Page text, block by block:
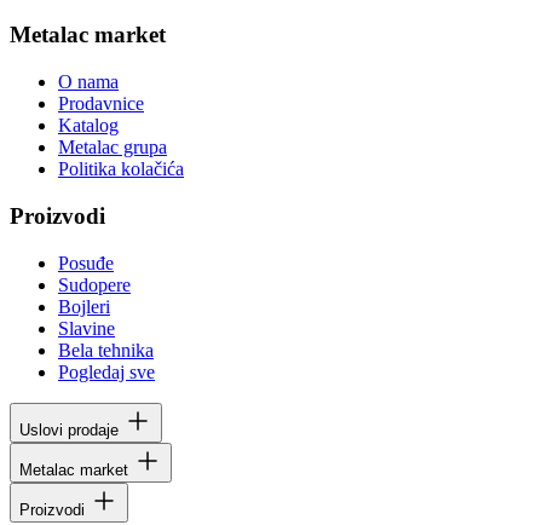
Metalac market
O nama
Prodavnice
Katalog
Metalac grupa
Politika kolačića
Proizvodi
Posuđe
Sudopere
Bojleri
Slavine
Bela tehnika
Pogledaj sve
Uslovi prodaje
Metalac market
Proizvodi